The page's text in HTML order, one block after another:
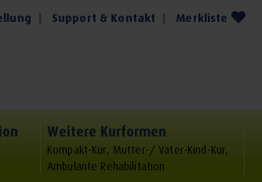
Support & Kontakt Merkliste
Weitere Kurformen
Kompakt-Kur, Mutter-/ Vater-Kind-Kur,
Ambulante Rehabilitation